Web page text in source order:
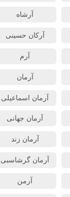
آرشاه
آرکان حسینی
آرم
آرمان
آرمان اسماعیلی
آرمان جهانی
آرمان زند
آرمان گرشاسبی
آرمن